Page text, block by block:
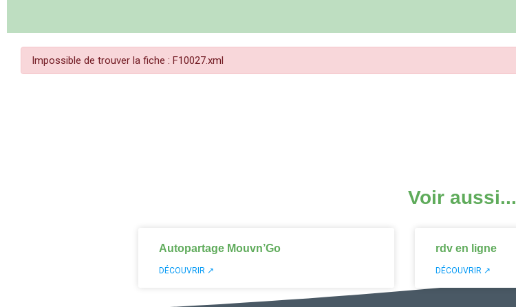
Impossible de trouver la fiche : F10027.xml
Voir aussi...
Autopartage Mouvn’Go
DÉCOUVRIR ↗
rdv en ligne
DÉCOUVRIR ↗